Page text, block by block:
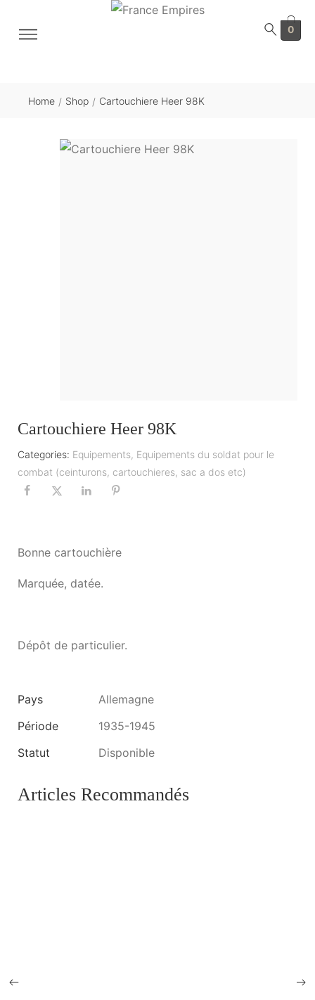
0
Home / Shop / Cartouchiere Heer 98K
Cartouchiere Heer 98K
Categories: Equipements, Equipements du soldat pour le
combat (ceinturons, cartouchieres, sac a dos etc)
Bonne cartouchière
Marquée, datée.
Dépôt de particulier.
Pays
Allemagne
Période
1935-1945
Statut
Disponible
Articles Recommandés